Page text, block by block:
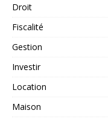
Droit
Fiscalité
Gestion
Investir
Location
Maison